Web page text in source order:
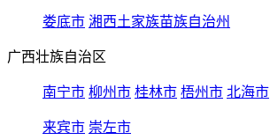
娄底市 湘西土家族苗族自治州
广西壮族自治区
南宁市 柳州市 桂林市 梧州市 北海市
来宾市 崇左市